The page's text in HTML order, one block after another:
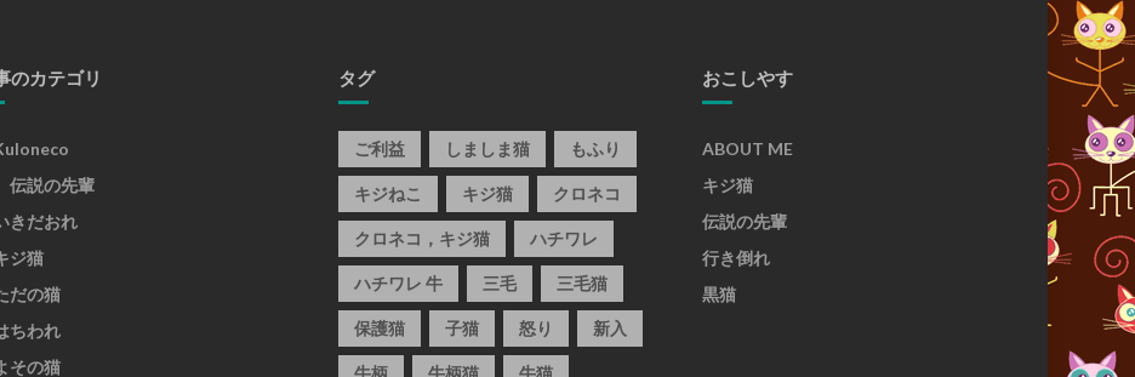
のカテゴリ
伝説の先輩
きだおれ
ジ猫
だの猫
ちわれ
その猫
タグ
ご利益 しましま猫 もふり
キジねこ キジ猫 クロネコ
クロネコ，キジ猫 ハチワレ
ハチワレ 牛 三毛 三毛猫
保護猫 子猫 怒り 新入
牛柄 牛柄猫 牛猫
おこしやす
ABOUT ME
キジ猫
伝説の先輩
行き倒れ
黒猫